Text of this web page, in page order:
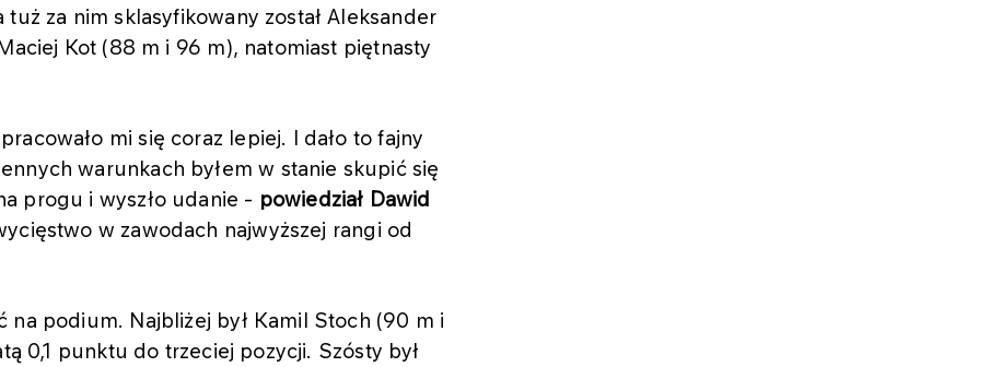
za nim sklasyfikowany został Aleksander
Kot (88 m i 96 m), natomiast piętnasty
mi się coraz lepiej. I dało to fajny
warunkach byłem w stanie skupić się
progu i wyszło udanie - powiedział Dawid
w zawodach najwyższej rangi od
na podium. Najbliżej był Kamil Stoch (90 m i
0,1 punktu do trzeciej pozycji. Szósty był